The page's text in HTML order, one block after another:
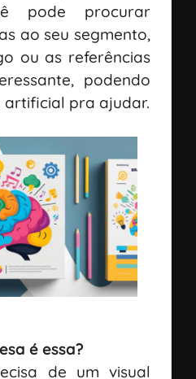
pode procurar
ao seu segmento,
ou as referências
podendo
artificial pra ajudar.
é essa?
de um visual